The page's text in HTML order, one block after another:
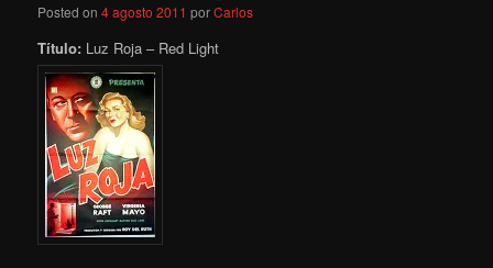
Posted on4 agosto 2011 porCarlos
Título: Luz Roja – Red Light